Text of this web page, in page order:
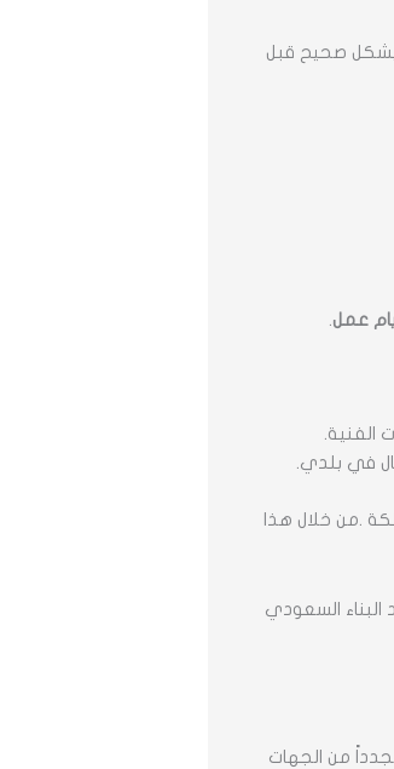
صحيح قبل
الفنية.
في بلدي.
.من خلال هذا
السعودي
من الجهات